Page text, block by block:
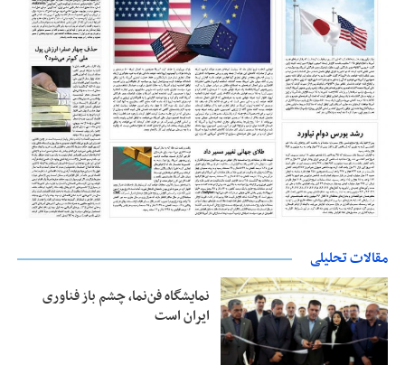
مقالات تحلیلی
نمایشگاه فن‌نما، چشم باز فناوری
ایران است